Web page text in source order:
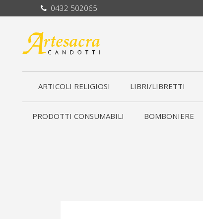
0432 502065
ARTICOLI RELIGIOSI LIBRI/LIBRETTI
PRODOTTI CONSUMABILI BOMBONIERE